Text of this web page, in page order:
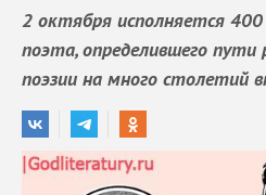
2 октября исполняется
поэта, определившего пути
поэзии на много столетий